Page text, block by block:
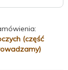
(część